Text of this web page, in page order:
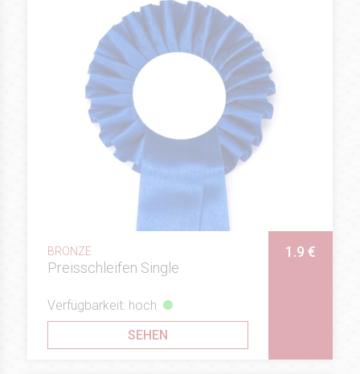
BRONZE
Preisschleifen Single
1.9 €
Verfügbarkeit: hoch
SEHEN